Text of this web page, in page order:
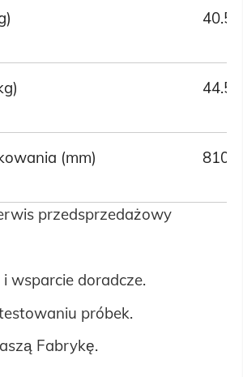
40.5
44.5
(mm)
przedsprzedażowy
wsparcie doradcze.
próbek.
Fabrykę.